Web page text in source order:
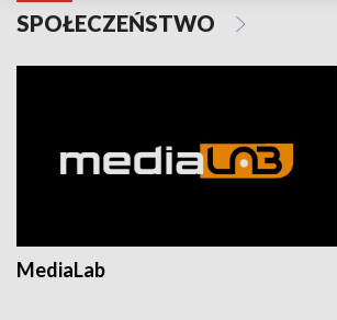
SPOŁECZEŃSTWO
MediaLab